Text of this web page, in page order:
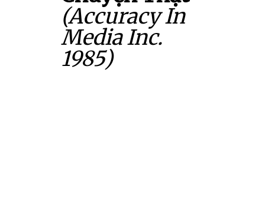
(Accuracy In
Media Inc.
1985)